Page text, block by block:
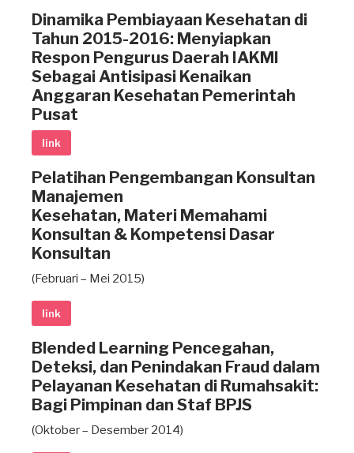
Dinamika Pembiayaan Kesehatan di
Tahun 2015-2016: Menyiapkan
Respon Pengurus Daerah IAKMI
Sebagai Antisipasi Kenaikan
Anggaran Kesehatan Pemerintah
Pusat
link
Pelatihan Pengembangan Konsultan
Manajemen
Kesehatan, Materi Memahami
Konsultan & Kompetensi Dasar
Konsultan
(Februari – Mei 2015)
link
Blended Learning Pencegahan,
Deteksi, dan Penindakan Fraud dalam
Pelayanan Kesehatan di Rumahsakit:
Bagi Pimpinan dan Staf BPJS
(Oktober – Desember 2014)